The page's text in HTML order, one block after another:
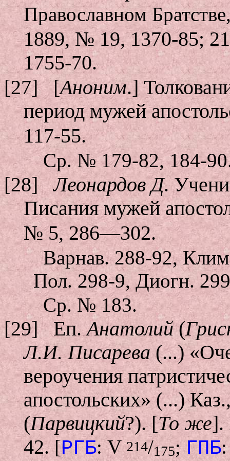
Православном
1889, № 19, 1370-85;
1755-70.
[27]
[Аноним.]
период мужей
117-55.
Ср. № 179-82, 184-
[28] Леонардов Д.
Писания мужей
№ 5, 286—302.
Варнав. 288-92,
Пол. 298-9, Диогн.
Ср. № 183.
[29] Еп.Анатолий(
Л.И. Писарева(...)
вероучения
апостольских» (...)
(Парвицкий?). [То же].
42.[РГБ: V214/175;ГПБ